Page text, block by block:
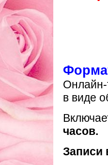
Онлайн-
в виде
часов.
Записи